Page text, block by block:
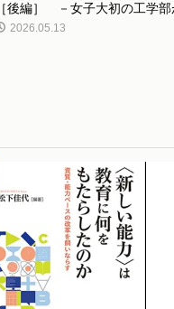
［後編］ －女子大初の工学部
2026.05.13